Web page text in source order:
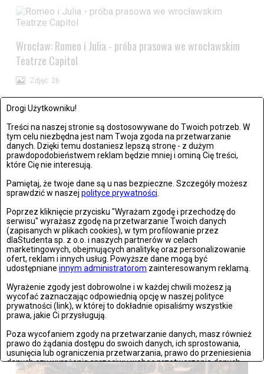
Drogi Użytkowniku!
Treści na naszej stronie są dostosowywane do Twoich potrzeb. W
tym celu niezbędna jest nam Twoja zgoda na przetwarzanie
danych. Dzięki temu dostaniesz lepszą stronę - z dużym
prawdopodobieństwem reklam będzie mniej i ominą Cię treści,
które Cię nie interesują.
Pamiętaj, że twoje dane są u nas bezpieczne. Szczegóły możesz
sprawdzić w naszej polityce prywatności
Poprzez kliknięcie przycisku "Wyrażam zgodę i przechodzę do
serwisu" wyrażasz zgodę na przetwarzanie Twoich danych
(zapisanych w plikach cookies), w tym profilowanie przez
dlaStudenta sp. z o.o. i naszych partnerów w celach
marketingowych, obejmujących analitykę oraz personalizowanie
ofert, reklam i innych usług. Powyższe dane mogą być
udostępniane innym administratorom zainteresowanym reklamą.
Wyrażenie zgody jest dobrowolne i w każdej chwili możesz ją
wycofać zaznaczając odpowiednią opcję w naszej polityce
prywatności (link), w której to dokładnie opisaliśmy wszystkie
prawa, jakie Ci przysługują.
Poza wycofaniem zgody na przetwarzanie danych, masz również
prawo do żądania dostępu do swoich danych, ich sprostowania,
usunięcia lub ograniczenia przetwarzania, prawo do przeniesienia
danych czy wyrażenia sprzeciwu wobec przetwarzania danych.
Wrocław: Romeo i Julia - próba prasowa we wrocławskim
Teatrze Capitol
Zdjęć: 26
Stronie Śląskie w ruinach: skutki niszczycielskiej powodzi
Zdjęć: 25